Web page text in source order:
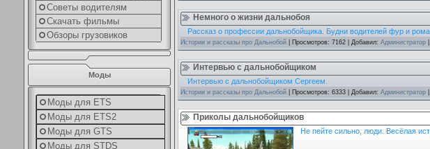
Советы водителям
Скачать фильмы
Обзоры грузовиков
Моды
Моды для ETS
Моды для ETS2
Моды для GTS
Моды для STDS
Немного о жизни дальнобоя
Рассказ о профессии дальнобойщика. Будни водителей фур и
Истории и рассказы про Дальнобой | Просмотров: 7162 | Добавил: Администратор
Интервью с дальнобойщиком
Интервью с дальнобойщиком Сергеем.
Истории и рассказы про Дальнобой | Просмотров: 6333 | Добавил: Администратор
Приколы дальнобойщиков
Не пейте сильно, люди. Весёлая